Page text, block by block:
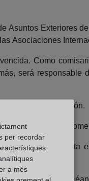
Asuntos Exteriores
Asociaciones
Como
será responsable
y Ampliación.
la cartera de
compartirá su vasta
Ambiente y
per recordar
a més